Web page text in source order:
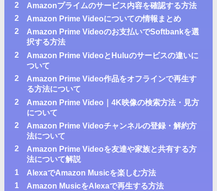
2
Amazonプライムのサービス内容を確認する方法
2
Amazon Prime Videoについての情報まとめ
2
Amazon Prime Videoのお支払いでSoftbankを選
択する方法
2
Amazon Prime VideoとHuluのサービスの違いに
ついて
2
Amazon Prime Video作品をオフラインで再生す
る方法について
2
Amazon Prime Video｜4K映像の検索方法・見方
について
2
Amazon Prime Videoチャンネルの登録・解約方
法について
2
Amazon Prime Videoを友達や家族と共有する方
法について解説
1
AlexaでAmazon Musicを楽しむ方法
1
Amazon MusicをAlexaで再生する方法